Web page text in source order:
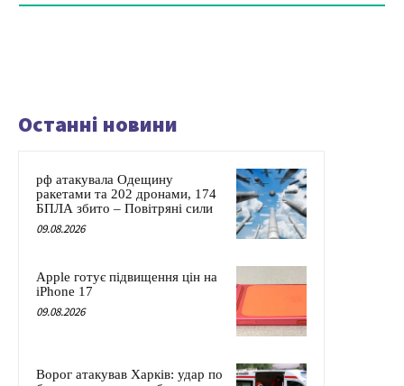
Останні новини
рф атакувала Одещину
ракетами та 202 дронами, 174
БПЛА збито – Повітряні сили
09.08.2026
Apple готує підвищення цін на
iPhone 17
09.08.2026
Ворог атакував Харків: удар по